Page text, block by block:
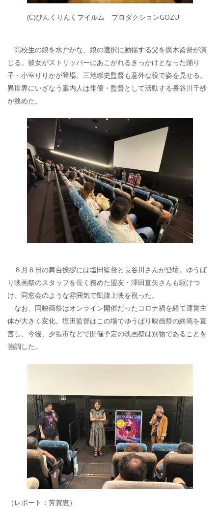
(C)ぴんくりんくフイルム プロダクションGOZU
高校生の娘を水戸かな、娘の選択に動揺する父を廣木監督が演
じる。彼女がストリッパーにあこがれるきっかけとなった踊り
子・小室りりかが登場。三池崇史監督も意外な役で姿を見せる。
異世界にいざなう案内人は俳優・監督として活動する長谷川千紗
が務めた。
８月６日の舞台挨拶には塩田監督と長谷川さんが登壇。ゆうば
り映画祭のスタッフを長く務めた盟友・澤田直矢さんも駆けつ
け、同窓会のような雰囲気で凱旋上映を祝った。
なお、同映画祭はオンライン開催だったコロナ禍を経て運営主
体が大きく変化。塩田監督はこの場でゆうばり映画祭の終焉を宣
言し、今後、夕張市などで開催予定の映画祭は別物であることを
強調した。
（レポート：芳賀恵）